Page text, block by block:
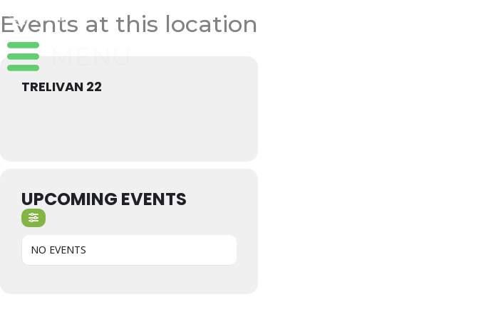
au
contenu
Events at this location
TRELIVAN 22
UPCOMING EVENTS
NO EVENTS